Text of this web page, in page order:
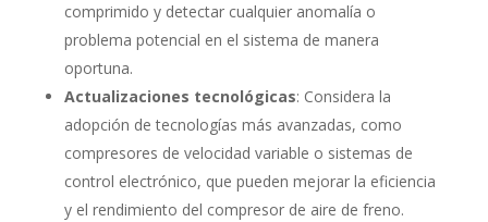
comprimido y detectar cualquier anomalía o
problema potencial en el sistema de manera
oportuna.
Actualizaciones tecnológicas: Considera la
adopción de tecnologías más avanzadas, como
compresores de velocidad variable o sistemas de
control electrónico, que pueden mejorar la eficiencia
y el rendimiento del compresor de aire de freno.